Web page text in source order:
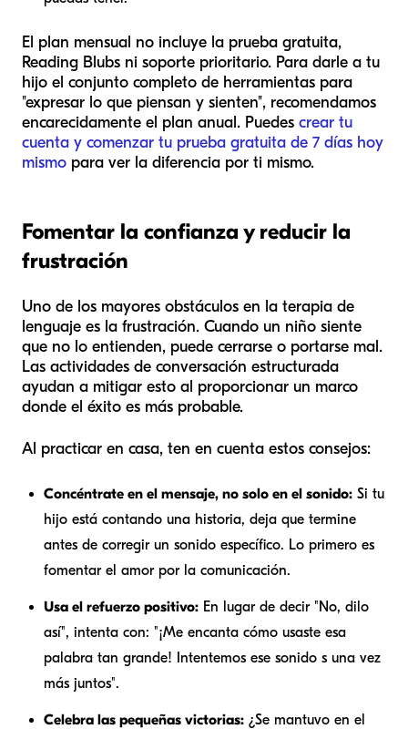
El plan mensual no incluye la prueba gratuita,
Reading Blubs ni soporte prioritario. Para darle a tu
hijo el conjunto completo de herramientas para
"expresar lo que piensan y sienten", recomendamos
encarecidamente el plan anual. Puedes crear tu
cuenta y comenzar tu prueba gratuita de 7 días hoy
mismo para ver la diferencia por ti mismo.
Fomentar la confianza y reducir la
frustración
Uno de los mayores obstáculos en la terapia de
lenguaje es la frustración. Cuando un niño siente
que no lo entienden, puede cerrarse o portarse mal.
Las actividades de conversación estructurada
ayudan a mitigar esto al proporcionar un marco
donde el éxito es más probable.
Al practicar en casa, ten en cuenta estos consejos:
Concéntrate en el mensaje, no solo en el sonido: Si tu
hijo está contando una historia, deja que termine
antes de corregir un sonido específico. Lo primero es
fomentar el amor por la comunicación.
Usa el refuerzo positivo: En lugar de decir "No, dilo
así", intenta con: "¡Me encanta cómo usaste esa
palabra tan grande! Intentemos ese sonido s una vez
más juntos".
Celebra las pequeñas victorias: ¿Se mantuvo en el